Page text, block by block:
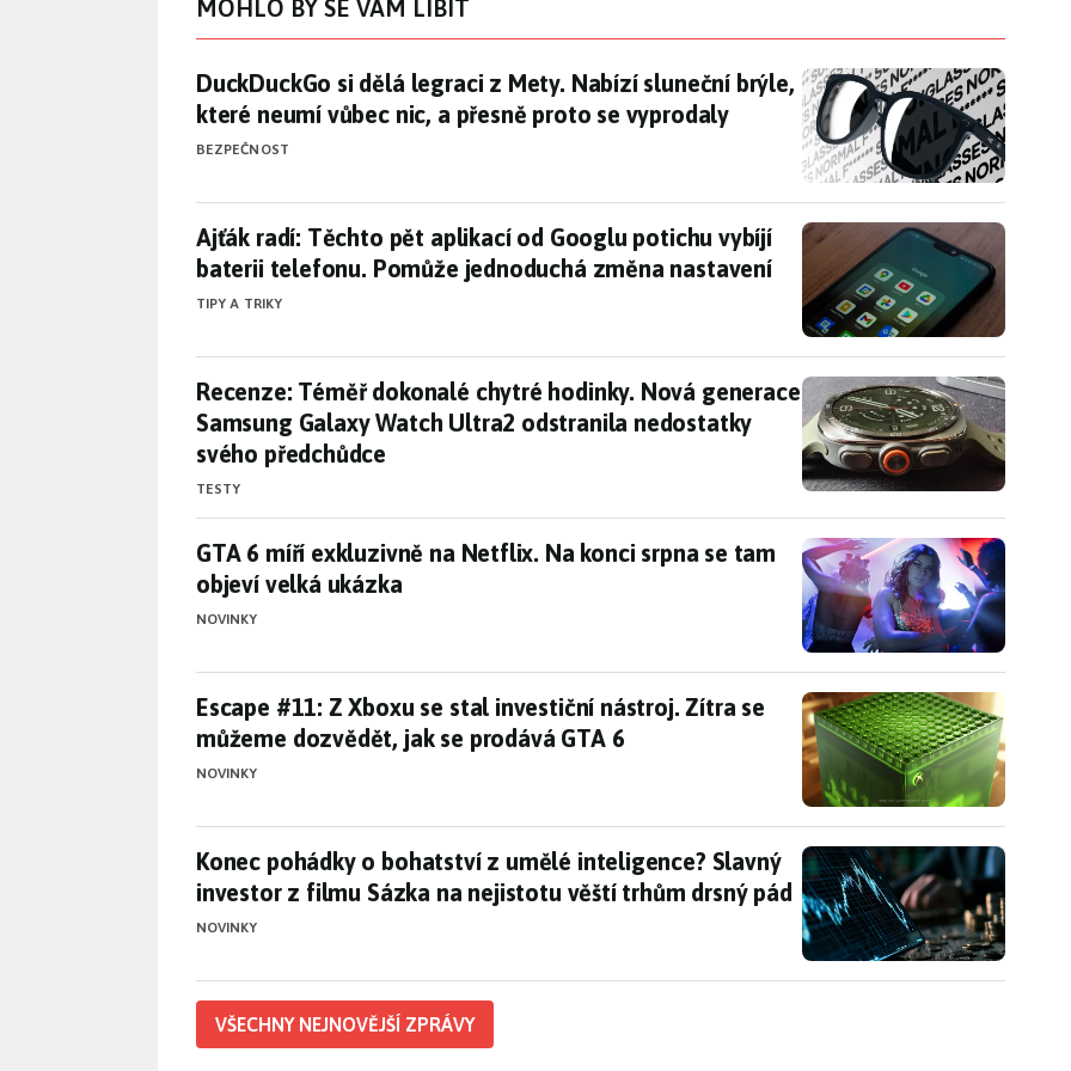
MOHLO BY SE VÁM LÍBIT
DuckDuckGo si dělá legraci z Mety. Nabízí sluneční brýle, které neumí vůbec nic,
DuckDuckGo si dělá legraci z Mety. Nabízí sluneční brýle,
které neumí vůbec nic, a přesně proto se vyprodaly
BEZPEČNOST
Ajťák radí: Těchto pět aplikací od Googlu potichu vybíjí baterii telefonu. Pomůže
Ajťák radí: Těchto pět aplikací od Googlu potichu vybíjí
baterii telefonu. Pomůže jednoduchá změna nastavení
TIPY A TRIKY
Recenze: Téměř dokonalé chytré hodinky. Nová generace Samsung Galaxy
Recenze: Téměř dokonalé chytré hodinky. Nová generace
Samsung Galaxy Watch Ultra2 odstranila nedostatky
svého předchůdce
TESTY
GTA 6 míří exkluzivně na Netflix. Na konci srpna se tam objeví velká ukázka
GTA 6 míří exkluzivně na Netflix. Na konci srpna se tam
objeví velká ukázka
NOVINKY
Escape #11: Z Xboxu se stal investiční nástroj. Zítra se můžeme dozvědět, jak se
Escape #11: Z Xboxu se stal investiční nástroj. Zítra se
můžeme dozvědět, jak se prodává GTA 6
NOVINKY
Konec pohádky o bohatství z umělé inteligence? Slavný investor z filmu Sázka
Konec pohádky o bohatství z umělé inteligence? Slavný
investor z filmu Sázka na nejistotu věští trhům drsný pád
NOVINKY
VŠECHNY NEJNOVĚJŠÍ ZPRÁVY